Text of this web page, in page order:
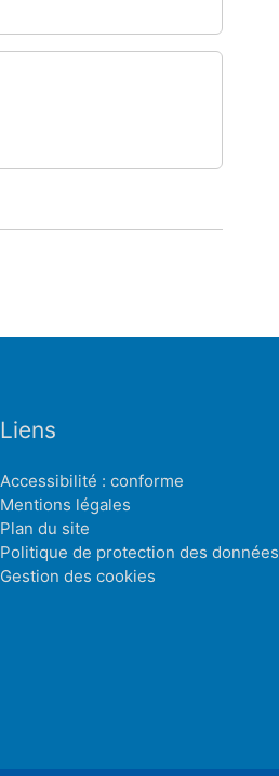
Liens
Accessibilité : conforme
Mentions légales
Plan du site
Politique de protection des données
Gestion des cookies